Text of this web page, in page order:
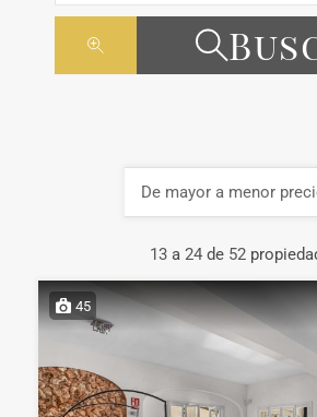
13 a 24 de 52
De mayor a menor
45